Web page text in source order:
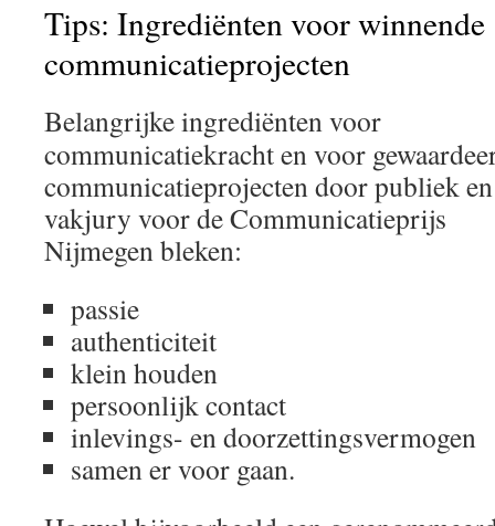
Tips: Ingrediënten voor winnende
communicatieprojecten
Belangrijke ingrediënten voor
communicatiekracht en voor
communicatieprojecten door publiek en
vakjury voor de Communicatieprijs
Nijmegen bleken:
passie
authenticiteit
klein houden
persoonlijk contact
inlevings- en doorzettingsvermogen
samen er voor gaan.